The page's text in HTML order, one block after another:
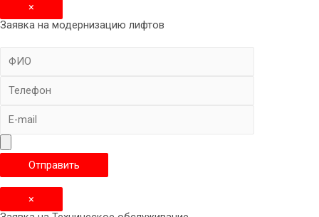
×
Заявка на модернизацию лифтов
×